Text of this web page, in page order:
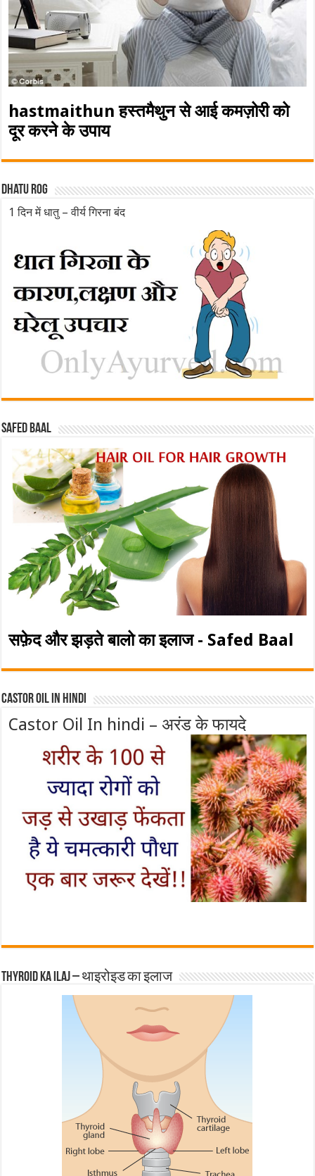
hastmaithun हस्तमैथुन से आई कमज़ोरी को
दूर करने के उपाय
Dhatu rog
1 दिन में धातु – वीर्य गिरना बंद
Safed baal
सफ़ेद और झड़ते बालो का इलाज - Safed Baal
Castor Oil In Hindi
Castor Oil In hindi – अरंड के फायदे
Thyroid ka ilaj – थाइरोइड का इलाज